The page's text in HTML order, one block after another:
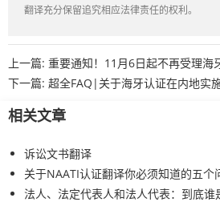
翻译充分保留追究相应法律责任的权利。
上一篇: 重要通知！11月6日起不再受理海
下一篇: 超全FAQ|关于海牙认证在内地实
相关文章
诉讼文书翻译
关于NAATI认证翻译你必须知道的五个
法人、法定代表人和法人代表：到底谁